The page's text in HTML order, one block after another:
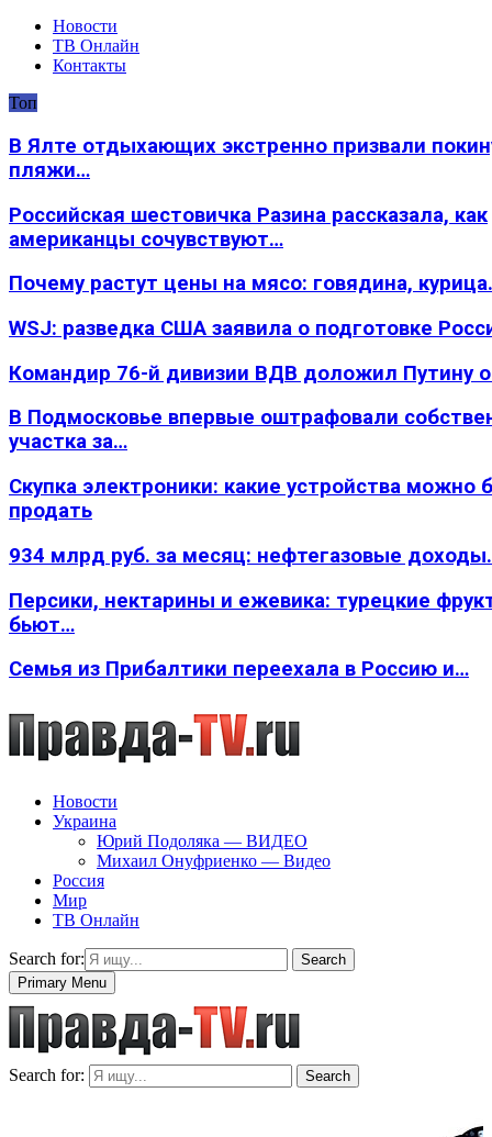
Новости
ТВ Онлайн
Контакты
Топ
В Ялте отдыхающих экстренно призвали
пляжи…
Российская шестовичка Разина рассказала, как
американцы сочувствуют…
Почему растут цены на мясо: говядина,
WSJ: разведка США заявила о подготовке
Командир 76-й дивизии ВДВ доложил Путину
В Подмосковье впервые оштрафовали
участка за…
Скупка электроники: какие устройства можно
продать
934 млрд руб. за месяц: нефтегазовые
Персики, нектарины и ежевика: турецкие
бьют…
Семья из Прибалтики переехала в Россию и…
Новости
Украина
Юрий Подоляка — ВИДЕО
Михаил Онуфриенко — Видео
Россия
Мир
ТВ Онлайн
Search for:
Search
Primary Menu
Search for: Search